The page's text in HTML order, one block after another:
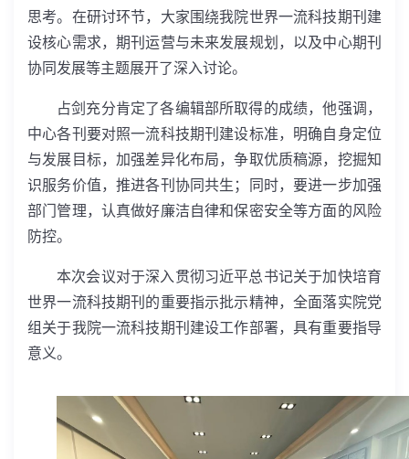
思考。在研讨环节，大家围绕我院世界一流科技期刊建
设核心需求，期刊运营与未来发展规划，以及中心期刊
协同发展等主题展开了深入讨论。
占剑充分肯定了各编辑部所取得的成绩，他强调，
中心各刊要对照一流科技期刊建设标准，明确自身定位
与发展目标，加强差异化布局，争取优质稿源，挖掘知
识服务价值，推进各刊协同共生；同时，要进一步加强
部门管理，认真做好廉洁自律和保密安全等方面的风险
防控。
本次会议对于深入贯彻习近平总书记关于加快培育
世界一流科技期刊的重要指示批示精神，全面落实院党
组关于我院一流科技期刊建设工作部署，具有重要指导
意义。